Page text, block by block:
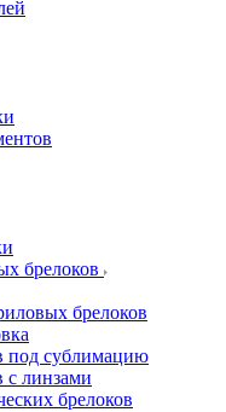
брелоков
брелоков
под сублимацию
с линзами
брелоков